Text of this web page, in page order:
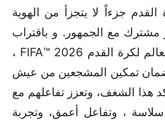
جزءاً لا يتجزأ من الهوية
مشترك مع الجمهور. و باقتراب
موعد بطولة كأس العالم لكرة القدم 2026 ™FIFA ،
تمكين المشجعين من عيش
هذا الشغف، وتعزز تفاعلهم مع
، وتفاعل أعمق، وتجربة